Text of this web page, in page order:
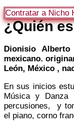
Contratar a Nicho
¿Quién
Dionisio
mexicano.
León, México ,
En sus inicios
Música y Danza
percusiones, y
el piano, corno